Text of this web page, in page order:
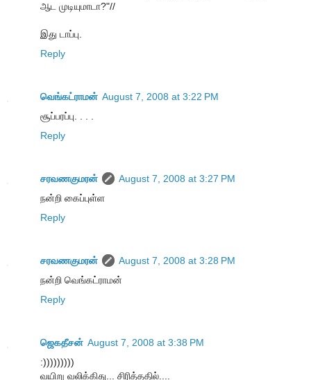
ஆட முடியுமாடா?"//
இது டாப்பு.
Reply
வெங்கட்ராமன் August 7, 2008 at 3:22 PM
சூப்பரப்பு. . . .
Reply
சரவணகுமரன்
August 7, 2008 at 3:27 PM
நன்றி கைப்புள்ள
Reply
சரவணகுமரன்
August 7, 2008 at 3:28 PM
நன்றி வெங்கட்ராமன்
Reply
ஜெகதீசன் August 7, 2008 at 3:38 PM
:)))))))))
வயிறு வலிக்கிது... சிரித்ததில்....